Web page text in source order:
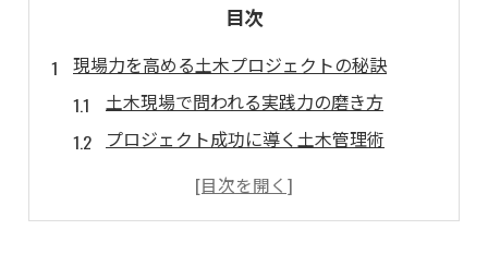
目次
現場力を高める土木プロジェクトの秘訣
土木現場で問われる実践力の磨き方
プロジェクト成功に導く土木管理術
チーム力強化に役立つ土木の工夫